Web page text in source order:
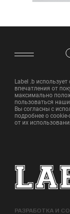
Label .b
впечатления от
максимально
пользоваться
Вы согласны с
подробнее о
от их
РАЗРАБОТКА И